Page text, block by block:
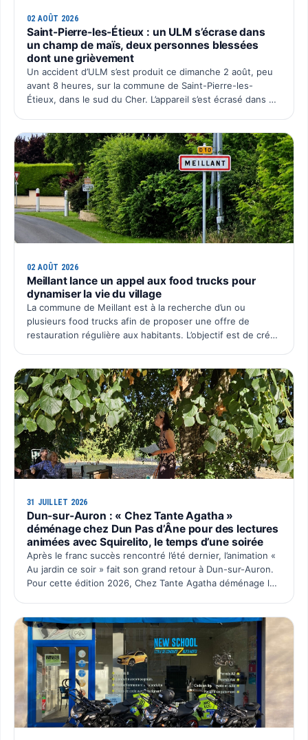
02 AOÛT 2026
Saint-Pierre-les-Étieux : un ULM s’écrase dans
un champ de maïs, deux personnes blessées
dont une grièvement
Un accident d’ULM s’est produit ce dimanche 2 août, peu
avant 8 heures, sur la commune de Saint-Pierre-les-
Étieux, dans le sud du Cher. L’appareil s’est écrasé dans un
02 AOÛT 2026
Meillant lance un appel aux food trucks pour
dynamiser la vie du village
La commune de Meillant est à la recherche d’un ou
plusieurs food trucks afin de proposer une offre de
restauration régulière aux habitants. L’objectif est de créer
31 JUILLET 2026
Dun-sur-Auron : « Chez Tante Agatha »
déménage chez Dun Pas d’Âne pour des lectures
animées avec Squirelito, le temps d’une soirée
Après le franc succès rencontré l’été dernier, l’animation «
Au jardin ce soir » fait son grand retour à Dun-sur-Auron.
Pour cette édition 2026, Chez Tante Agatha déménage le